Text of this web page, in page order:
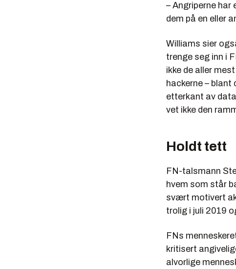
– Angriperne har
dem på en eller
Williams sier
trenge seg inn i
ikke de aller
hackerne –
etterkant av
vet ikke den
Holdt tett
FN-talsmann
hvem som står
svært motivert
trolig i juli 2019
FNs
kritisert
alvorlige